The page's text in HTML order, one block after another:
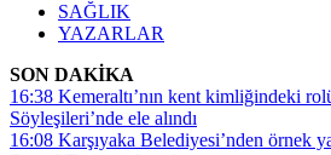
SAĞLIK
YAZARLAR
SON DAKİKA
16:38 Kemeraltı’nın kent kimliğindeki
Söyleşileri’nde ele alındı
16:08 Karşıyaka Belediyesi’nden örnek